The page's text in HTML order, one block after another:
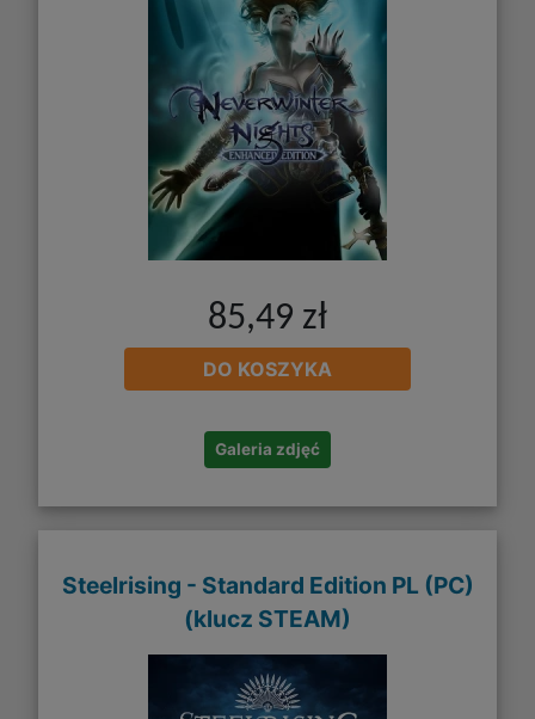
85,49 zł
DO KOSZYKA
Galeria zdjęć
Steelrising - Standard Edition PL (PC)
(klucz STEAM)